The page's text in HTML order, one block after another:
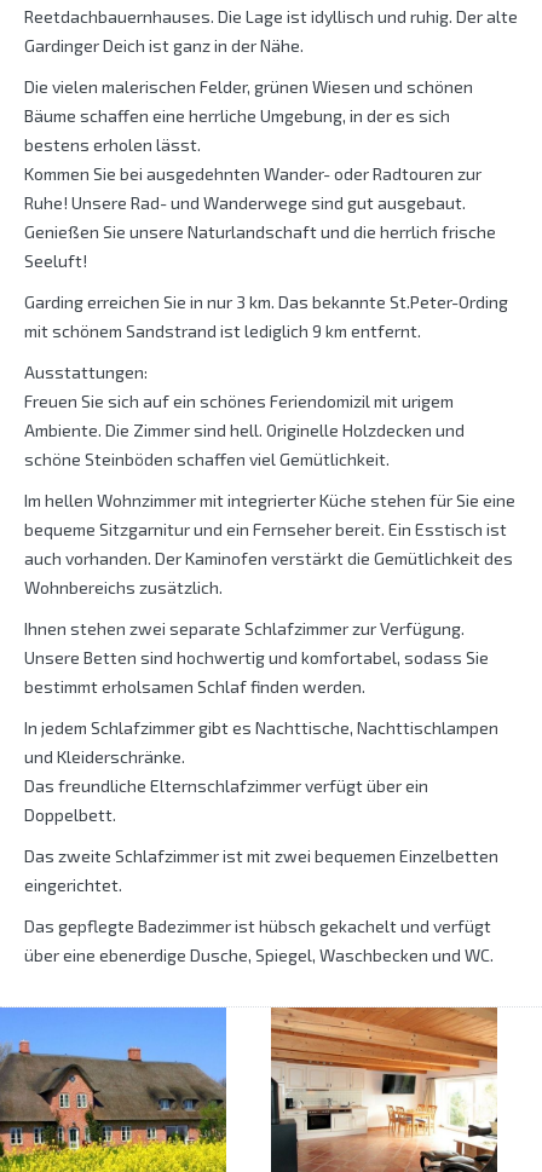
Reetdachbauernhauses. Die Lage ist idyllisch und ruhig. Der alte
Gardinger Deich ist ganz in der Nähe.
Die vielen malerischen Felder, grünen Wiesen und schönen
Bäume schaffen eine herrliche Umgebung, in der es sich
bestens erholen lässt.
Kommen Sie bei ausgedehnten Wander- oder Radtouren zur
Ruhe! Unsere Rad- und Wanderwege sind gut ausgebaut.
Genießen Sie unsere Naturlandschaft und die herrlich frische
Seeluft!
Garding erreichen Sie in nur 3 km. Das bekannte St.Peter-Ording
mit schönem Sandstrand ist lediglich 9 km entfernt.
Ausstattungen:
Freuen Sie sich auf ein schönes Feriendomizil mit urigem
Ambiente. Die Zimmer sind hell. Originelle Holzdecken und
schöne Steinböden schaffen viel Gemütlichkeit.
Im hellen Wohnzimmer mit integrierter Küche stehen für Sie eine
bequeme Sitzgarnitur und ein Fernseher bereit. Ein Esstisch ist
auch vorhanden. Der Kaminofen verstärkt die Gemütlichkeit des
Wohnbereichs zusätzlich.
Ihnen stehen zwei separate Schlafzimmer zur Verfügung.
Unsere Betten sind hochwertig und komfortabel, sodass Sie
bestimmt erholsamen Schlaf finden werden.
In jedem Schlafzimmer gibt es Nachttische, Nachttischlampen
und Kleiderschränke.
Das freundliche Elternschlafzimmer verfügt über ein
Doppelbett.
Das zweite Schlafzimmer ist mit zwei bequemen Einzelbetten
eingerichtet.
Das gepflegte Badezimmer ist hübsch gekachelt und verfügt
über eine ebenerdige Dusche, Spiegel, Waschbecken und WC.